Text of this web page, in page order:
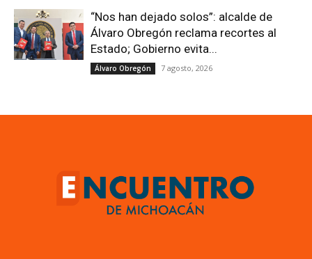
“Nos han dejado solos”: alcalde de
Álvaro Obregón reclama recortes al
Estado; Gobierno evita...
Álvaro Obregón 7 agosto, 2026